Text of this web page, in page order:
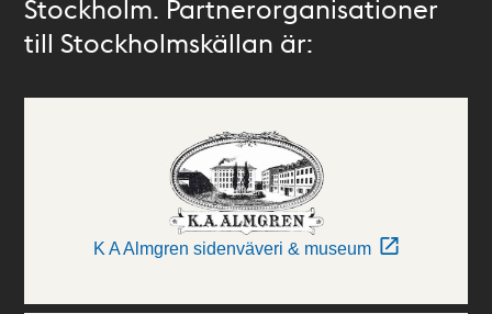
Stockholm. Partnerorganisationer
till Stockholmskällan är:
K A Almgren sidenväveri & museum